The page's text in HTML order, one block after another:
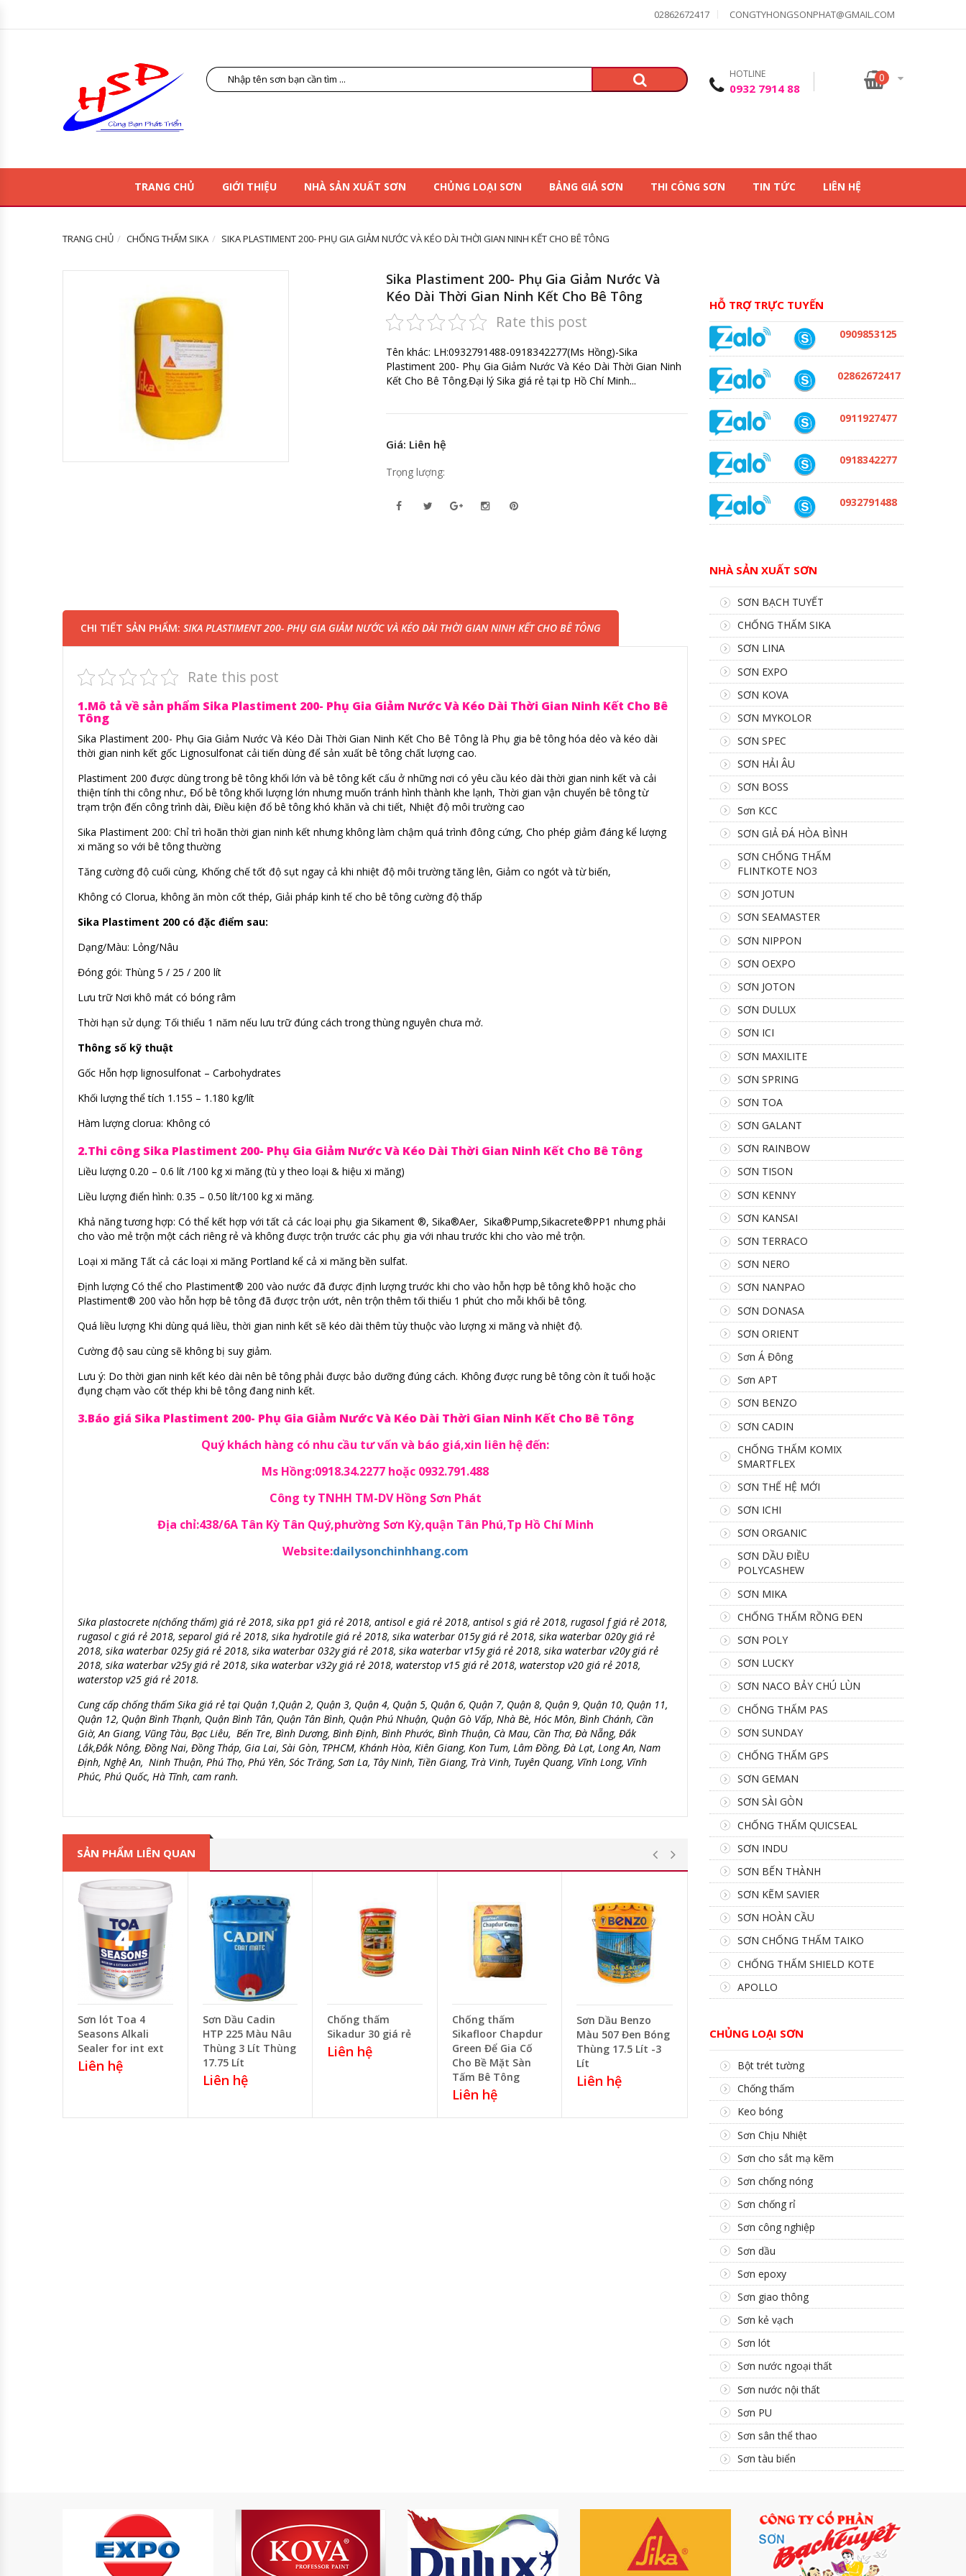
02862672417 CONGTYHONGSONPHAT@GMAIL.COM
HOTLINE
0932 7914 88
0
TRANG CHỦ GIỚI THIỆU NHÀ SẢN XUẤT SƠN CHỦNG LOẠI SƠN BẢNG GIÁ SƠN THI CÔNG SƠN TIN TỨC LIÊN HỆ
TRANG CHỦ CHỐNG THẤM SIKA SIKA PLASTIMENT 200- PHỤ GIA GIẢM NƯỚC VÀ KÉO DÀI THỜI GIAN NINH KẾT CHO BÊ TÔNG
Sika Plastiment 200- Phụ Gia Giảm Nước Và
Kéo Dài Thời Gian Ninh Kết Cho Bê Tông
Rate this post
Tên khác: LH:0932791488-0918342277(Ms Hồng)-Sika
Plastiment 200- Phụ Gia Giảm Nước Và Kéo Dài Thời Gian Ninh
Kết Cho Bê Tông.Đại lý Sika giá rẻ tại tp Hồ Chí Minh...
Giá: Liên hệ
Trọng lượng:
CHI TIẾT SẢN PHẨM: SIKA PLASTIMENT 200- PHỤ GIA GIẢM NƯỚC VÀ KÉO DÀI THỜI GIAN NINH KẾT CHO BÊ TÔNG
Rate this post
1.Mô tả về sản phẩm Sika Plastiment 200- Phụ Gia Giảm Nước Và Kéo Dài Thời Gian Ninh Kết Cho Bê
Tông
Sika Plastiment 200- Phụ Gia Giảm Nước Và Kéo Dài Thời Gian Ninh Kết Cho Bê Tông là Phụ gia bê tông hóa dẻo và kéo dài
thời gian ninh kết gốc Lignosulfonat cải tiến dùng để sản xuất bê tông chất lượng cao.
Plastiment 200 được dùng trong bê tông khối lớn và bê tông kết cấu ở những nơi có yêu cầu kéo dài thời gian ninh kết và cải
thiện tính thi công như:, Đổ bê tông khối lượng lớn nhưng muốn tránh hình thành khe lạnh, Thời gian vận chuyển bê tông từ
trạm trộn đến công trình dài, Điều kiện đổ bê tông khó khăn và chi tiết, Nhiệt độ môi trường cao
Sika Plastiment 200: Chỉ trì hoãn thời gian ninh kết nhưng không làm chậm quá trình đông cứng, Cho phép giảm đáng kể lượng
xi măng so với bê tông thường
Tăng cường độ cuối cùng, Khống chế tốt độ sụt ngay cả khi nhiệt độ môi trường tăng lên, Giảm co ngót và từ biến,
Không có Clorua, không ăn mòn cốt thép, Giải pháp kinh tế cho bê tông cường độ thấp
Sika Plastiment 200 có đặc điểm sau:
Dạng/Màu: Lỏng/Nâu
Đóng gói: Thùng 5 / 25 / 200 lít
Lưu trữ Nơi khô mát có bóng râm
Thời hạn sử dụng: Tối thiểu 1 năm nếu lưu trữ đúng cách trong thùng nguyên chưa mở.
Thông số kỹ thuật
Gốc Hỗn hợp lignosulfonat – Carbohydrates
Khối lượng thể tích 1.155 – 1.180 kg/lít
Hàm lượng clorua: Không có
2.Thi công Sika Plastiment 200- Phụ Gia Giảm Nước Và Kéo Dài Thời Gian Ninh Kết Cho Bê Tông
Liều lượng 0.20 – 0.6 lít /100 kg xi măng (tù y theo loại & hiệu xi măng)
Liều lượng điển hình: 0.35 – 0.50 lít/100 kg xi măng.
Khả năng tương hợp: Có thể kết hợp với tất cả các loại phụ gia Sikament ®, Sika®Aer, Sika®Pump,Sikacrete®PP1 nhưng phải
cho vào mẻ trộn một cách riêng rẻ và không được trộn trước các phụ gia với nhau trước khi cho vào mẻ trộn.
Loại xi măng Tất cả các loại xi măng Portland kể cả xi măng bền sulfat.
Định lượng Có thể cho Plastiment® 200 vào nước đã được định lượng trước khi cho vào hỗn hợp bê tông khô hoặc cho
Plastiment® 200 vào hỗn hợp bê tông đã được trộn ướt, nên trộn thêm tối thiểu 1 phút cho mỗi khối bê tông.
Quá liều lượng Khi dùng quá liều, thời gian ninh kết sẽ kéo dài thêm tùy thuộc vào lượng xi măng và nhiệt độ.
Cường độ sau cùng sẽ không bị suy giảm.
Lưu ý: Do thời gian ninh kết kéo dài nên bê tông phải được bảo dưỡng đúng cách. Không được rung bê tông còn ít tuổi hoặc
đụng chạm vào cốt thép khi bê tông đang ninh kết.
3.Báo giá Sika Plastiment 200- Phụ Gia Giảm Nước Và Kéo Dài Thời Gian Ninh Kết Cho Bê Tông
Quý khách hàng có nhu cầu tư vấn và báo giá,xin liên hệ đến:
Ms Hồng:0918.34.2277 hoặc 0932.791.488
Công ty TNHH TM-DV Hồng Sơn Phát
Địa chỉ:438/6A Tân Kỳ Tân Quý,phường Sơn Kỳ,quận Tân Phú,Tp Hồ Chí Minh
Website:dailysonchinhhang.com
Sika plastocrete n(chống thấm) giá rẻ 2018, sika pp1 giá rẻ 2018, antisol e giá rẻ 2018, antisol s giá rẻ 2018, rugasol f giá rẻ 2018,
rugasol c giá rẻ 2018, separol giá rẻ 2018, sika hydrotile giá rẻ 2018, sika waterbar 015y giá rẻ 2018, sika waterbar 020y giá rẻ
2018, sika waterbar 025y giá rẻ 2018, sika waterbar 032y giá rẻ 2018, sika waterbar v15y giá rẻ 2018, sika waterbar v20y giá rẻ
2018, sika waterbar v25y giá rẻ 2018, sika waterbar v32y giá rẻ 2018, waterstop v15 giá rẻ 2018, waterstop v20 giá rẻ 2018,
waterstop v25 giá rẻ 2018.
Cung cấp chống thấm Sika giá rẻ tại Quận 1,Quận 2, Quận 3, Quận 4, Quận 5, Quận 6, Quận 7, Quận 8, Quận 9, Quận 10, Quận 11,
Quận 12, Quận Bình Thạnh, Quận Bình Tân, Quận Tân Bình, Quận Phú Nhuận, Quận Gò Vấp, Nhà Bè, Hóc Môn, Bình Chánh, Cần
Giờ, An Giang, Vũng Tàu, Bạc Liêu, Bến Tre, Bình Dương, Bình Định, Bình Phước, Bình Thuận, Cà Mau, Cần Thơ, Đà Nẵng, Đắk
Lắk,Đắk Nông, Đồng Nai, Đồng Tháp, Gia Lai, Sài Gòn, TPHCM, Khánh Hòa, Kiên Giang, Kon Tum, Lâm Đồng, Đà Lạt, Long An, Nam
Định, Nghệ An, Ninh Thuận, Phú Thọ, Phú Yên, Sóc Trăng, Sơn La, Tây Ninh, Tiền Giang, Trà Vinh, Tuyên Quang, Vĩnh Long, Vĩnh
Phúc, Phú Quốc, Hà Tĩnh, cam ranh.
SẢN PHẨM LIÊN QUAN
Sơn lót Toa 4
Seasons Alkali
Sealer for int ext
Liên hệ
Sơn Dầu Cadin
HTP 225 Màu Nâu
Thùng 3 Lít Thùng
17.75 Lít
Liên hệ
Chống thấm
Sikadur 30 giá rẻ
Liên hệ
Chống thấm
Sikafloor Chapdur
Green Để Gia Cố
Cho Bề Mặt Sàn
Tấm Bê Tông
Liên hệ
Sơn Dầu Benzo
Màu 507 Đen Bóng
Thùng 17.5 Lít -3
Lít
Liên hệ
HỖ TRỢ TRỰC TUYẾN
0909853125
02862672417
0911927477
0918342277
0932791488
NHÀ SẢN XUẤT SƠN
SƠN BẠCH TUYẾT
CHỐNG THẤM SIKA
SƠN LINA
SƠN EXPO
SƠN KOVA
SƠN MYKOLOR
SƠN SPEC
SƠN HẢI ÂU
SƠN BOSS
Sơn KCC
SƠN GIẢ ĐÁ HÒA BÌNH
SƠN CHỐNG THẤM
FLINTKOTE NO3
SƠN JOTUN
SƠN SEAMASTER
SƠN NIPPON
SƠN OEXPO
SƠN JOTON
SƠN DULUX
SƠN ICI
SƠN MAXILITE
SƠN SPRING
SƠN TOA
SƠN GALANT
SƠN RAINBOW
SƠN TISON
SƠN KENNY
SƠN KANSAI
SƠN TERRACO
SƠN NERO
SƠN NANPAO
SƠN DONASA
SƠN ORIENT
Sơn Á Đông
Sơn APT
SƠN BENZO
SƠN CADIN
CHỐNG THẤM KOMIX
SMARTFLEX
SƠN THẾ HỆ MỚI
SƠN ICHI
SƠN ORGANIC
SƠN DẦU ĐIỀU
POLYCASHEW
SƠN MIKA
CHỐNG THẤM RỒNG ĐEN
SƠN POLY
SƠN LUCKY
SƠN NACO BẢY CHÚ LÙN
CHỐNG THẤM PAS
SƠN SUNDAY
CHỐNG THẤM GPS
SƠN GEMAN
SƠN SÀI GÒN
CHỐNG THẤM QUICSEAL
SƠN INDU
SƠN BẾN THÀNH
SƠN KẼM SAVIER
SƠN HOÀN CẦU
SƠN CHỐNG THẤM TAIKO
CHỐNG THẤM SHIELD KOTE
APOLLO
CHỦNG LOẠI SƠN
Bột trét tường
Chống thấm
Keo bóng
Sơn Chịu Nhiệt
Sơn cho sắt mạ kẽm
Sơn chống nóng
Sơn chống rỉ
Sơn công nghiệp
Sơn dầu
Sơn epoxy
Sơn giao thông
Sơn kẻ vạch
Sơn lót
Sơn nước ngoại thất
Sơn nước nội thất
Sơn PU
Sơn sân thể thao
Sơn tàu biển